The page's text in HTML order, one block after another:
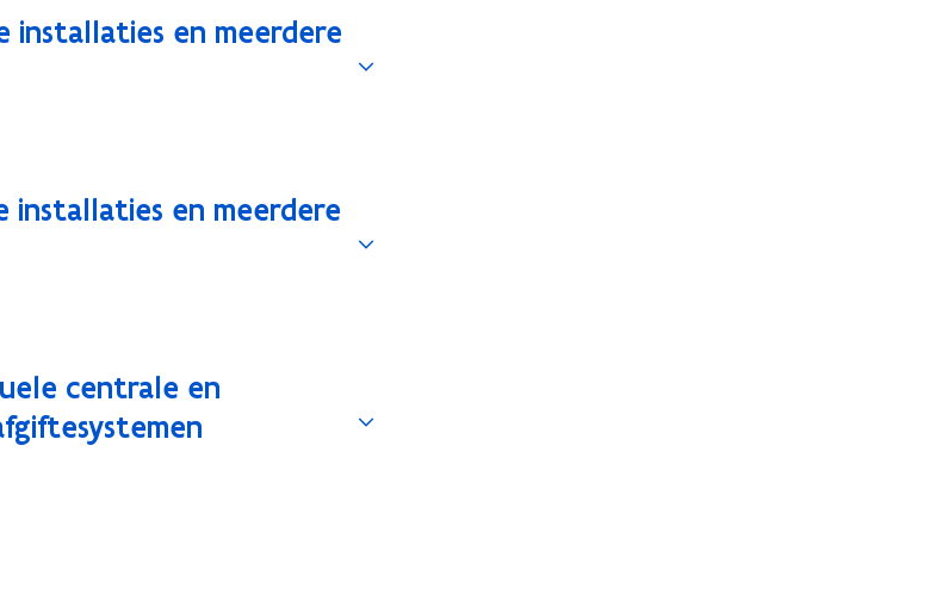
installaties en meerdere
installaties en meerdere
centrale en